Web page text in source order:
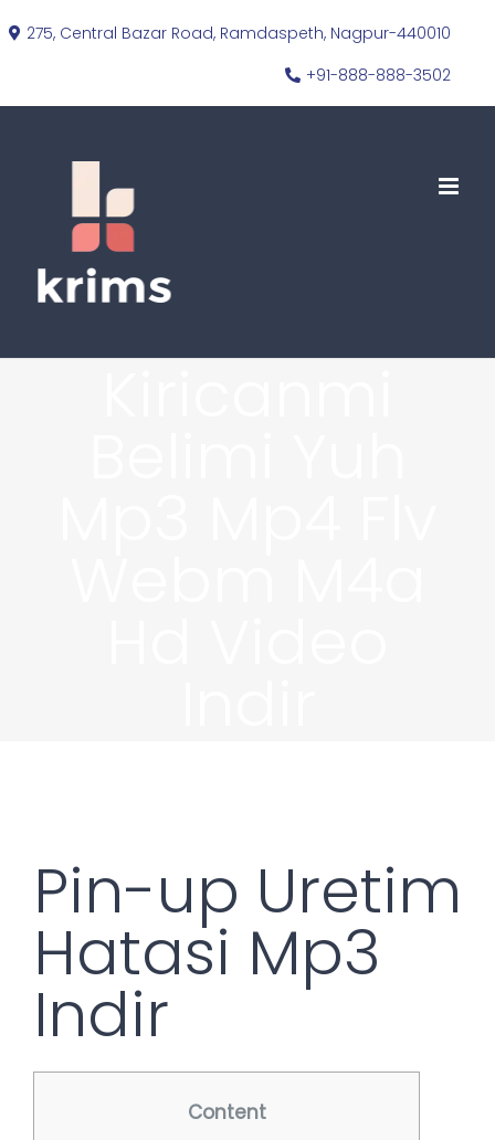
Skip
content
275, Central Bazar Road, Ramdaspeth, Nagpur-440010
+91-888-888-3502
Pin-up Uretim
Hatasi Mp3
Indir
Content